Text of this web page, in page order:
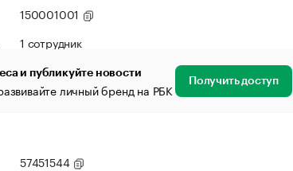
150001001
1 сотрудник
и публикуйте новости
личный бренд на РБК Получить доступ
57451544